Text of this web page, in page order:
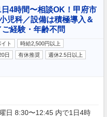
4時間〜相談OK！甲府市
児科／設備は積極導入＆
経験・年齢不問
ト
時給2,500円以上
日 有休推奨
週休2.5日以上
日 8:30〜12:45 内で1日4時